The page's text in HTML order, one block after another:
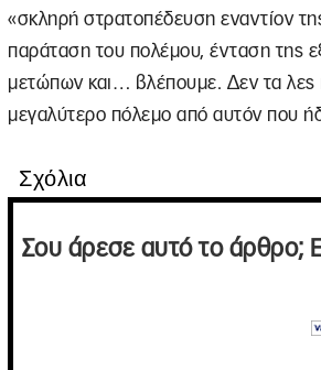
«σκληρή στρατοπέδευση εναντίον
παράταση του πολέμου, ένταση της
μετώπων και… βλέπουμε. Δεν τα λες
μεγαλύτερο πόλεμο από αυτόν που
Σχόλια
Σου άρεσε αυτό το άρθρο;